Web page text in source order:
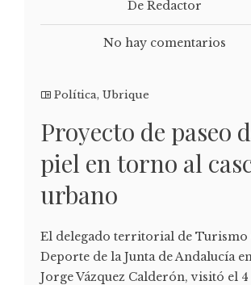
De Redactor
No hay comentarios
Política, Ubrique
Proyecto de paseo
piel en torno al
urbano
El delegado territorial de Turismo
Deporte de la Junta de Andalucía
Jorge Vázquez Calderón, visitó el